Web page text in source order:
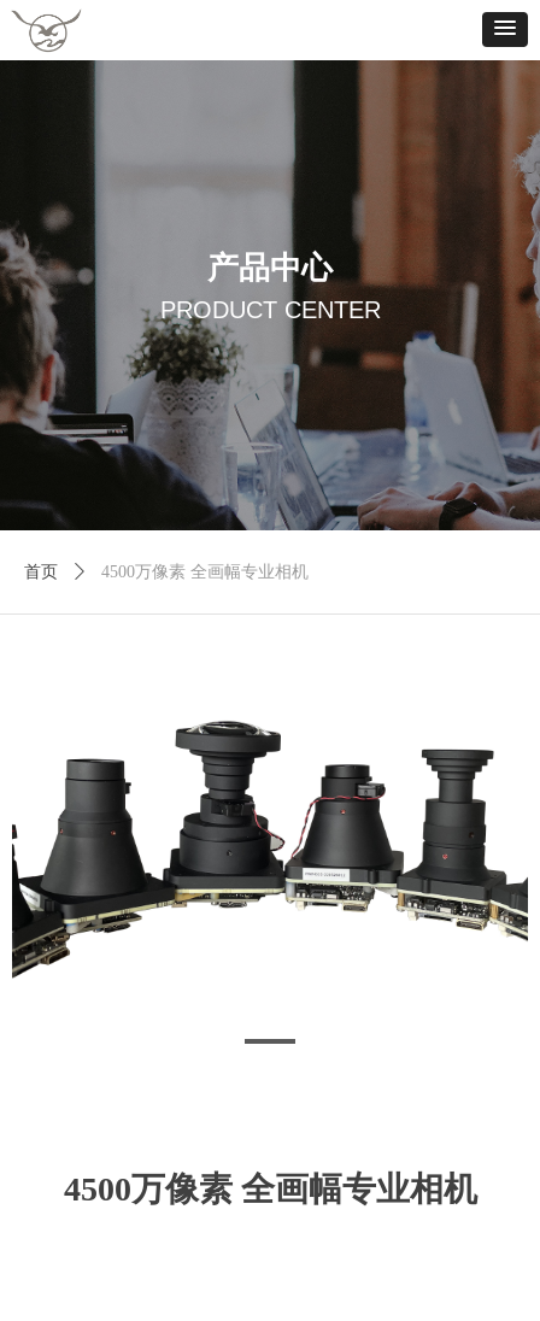
4500万像素 全画幅专业相机
首页 ꄲ 4500万像素 全画幅专业相机
产品中心
PRODUCT CENTER